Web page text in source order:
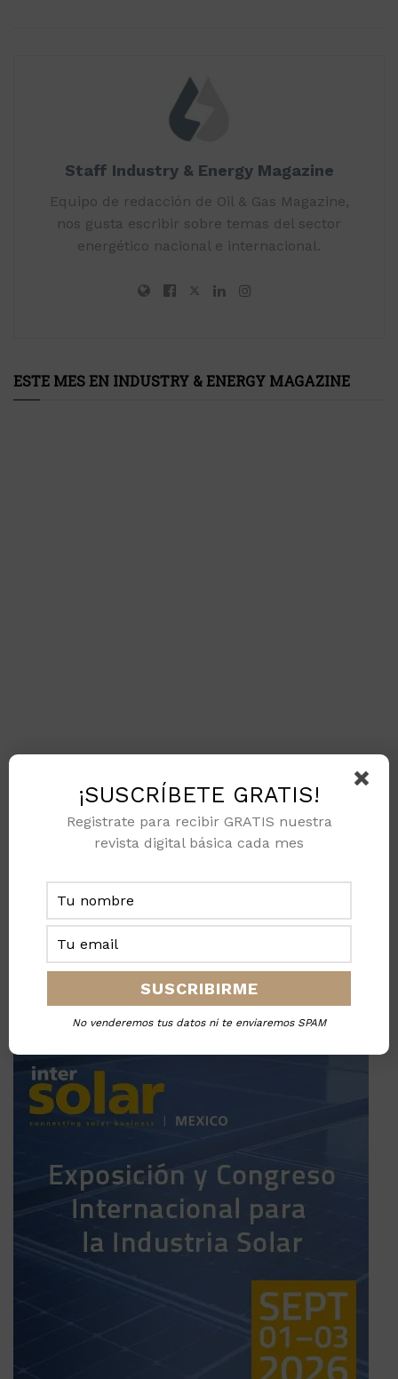
Staff Industry & Energy Magazine
Equipo de redacción de Oil & Gas Magazine,
nos gusta escribir sobre temas del sector
energético nacional e internacional.
ESTE MES EN INDUSTRY & ENERGY MAGAZINE
¡SUSCRÍBETE GRATIS!
Registrate para recibir GRATIS nuestra
revista digital básica cada mes
No venderemos tus datos ni te enviaremos SPAM